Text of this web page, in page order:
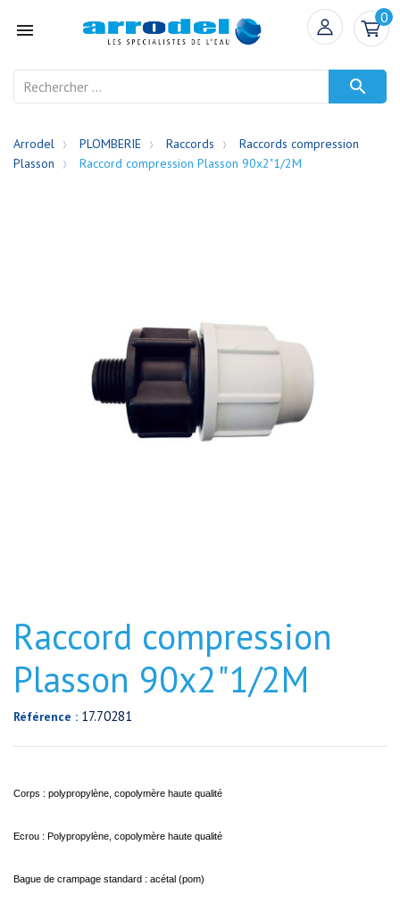

0

Arrodel PLOMBERIE Raccords
Raccords compression
Plasson
Raccord compression Plasson 90x2"1/2M
Raccord compression
Plasson 90x2"1/2M
Référence : 17.70281
Corps : polypropylène, copolymère haute qualité
Ecrou : Polypropylène, copolymère haute qualité
Bague de crampage standard : acétal (pom)